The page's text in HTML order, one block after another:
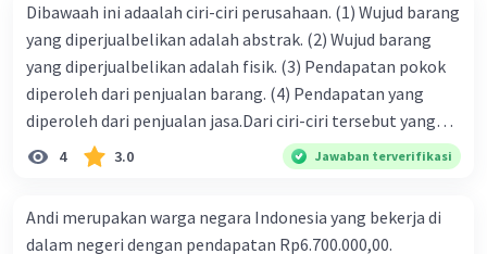
Dibawaah ini adaalah ciri-ciri perusahaan. (1) Wujud barang
yang diperjualbelikan adalah abstrak. (2) Wujud barang
yang diperjualbelikan adalah fisik. (3) Pendapatan pokok
diperoleh dari penjualan barang. (4) Pendapatan yang
diperoleh dari penjualan jasa.Dari ciri-ciri tersebut yang
merupakan ciri dari perusahaan dagang ditunjukan pada
nomor…. a. 1 dan 3 b. 3 dan 4 c. 2 dan 3 d. 1 dan 2 e. 2 dan 4
4 3.0 Jawaban terverifikasi
Andi merupakan warga negara Indonesia yang bekerja di
dalam negeri dengan pendapatan Rp6.700.000,00.